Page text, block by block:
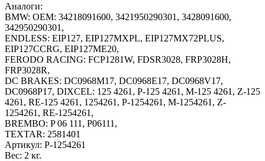
Аналоги:
BMW: OEM: 34218091600, 3421950290301, 3428091600,
342950290301,
ENDLESS: EIP127, EIP127MXPL, EIP127MX72PLUS,
EIP127CCRG, EIP127ME20,
FERODO RACING: FCP1281W, FDSR3028, FRP3028H,
FRP3028R,
DC BRAKES: DC0968M17, DC0968E17, DC0968V17,
DC0968P17, DIXCEL: 125 4261, P-125 4261, M-125 4261, Z-125
4261, RE-125 4261, 1254261, P-1254261, M-1254261, Z-
1254261, RE-1254261,
BREMBO: P 06 111, P06111,
TEXTAR: 2581401
Артикул: P-1254261
Вес: 2 кг.